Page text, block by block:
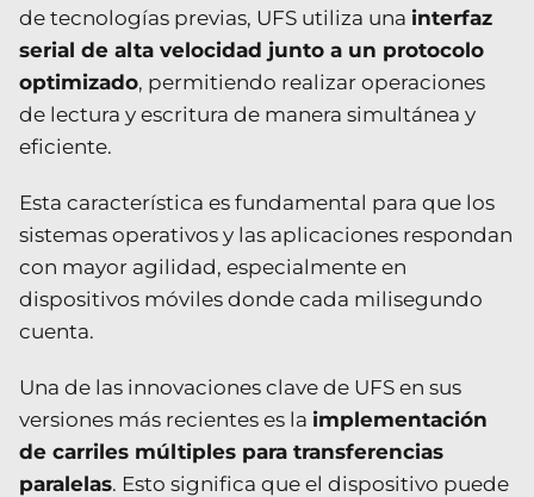
de tecnologías previas, UFS utiliza una interfaz
serial de alta velocidad junto a un protocolo
optimizado, permitiendo realizar operaciones
de lectura y escritura de manera simultánea y
eficiente.
Esta característica es fundamental para que los
sistemas operativos y las aplicaciones respondan
con mayor agilidad, especialmente en
dispositivos móviles donde cada milisegundo
cuenta.
Una de las innovaciones clave de UFS en sus
versiones más recientes es la implementación
de carriles múltiples para transferencias
paralelas. Esto significa que el dispositivo puede